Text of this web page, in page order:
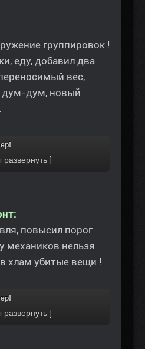
группировок !
еду, добавил два
вес,
дум-дум, новый
повысил порог
механиков нельзя
хлам убитые вещи !